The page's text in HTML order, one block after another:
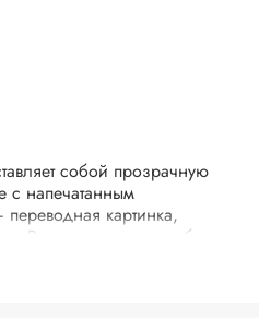
собой прозрачную
с напечатанным
картинка,
Ваше изделие приобретет
Трансферной бумагой